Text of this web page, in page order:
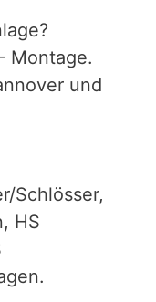
Montage.
und
Schlösser,
HS